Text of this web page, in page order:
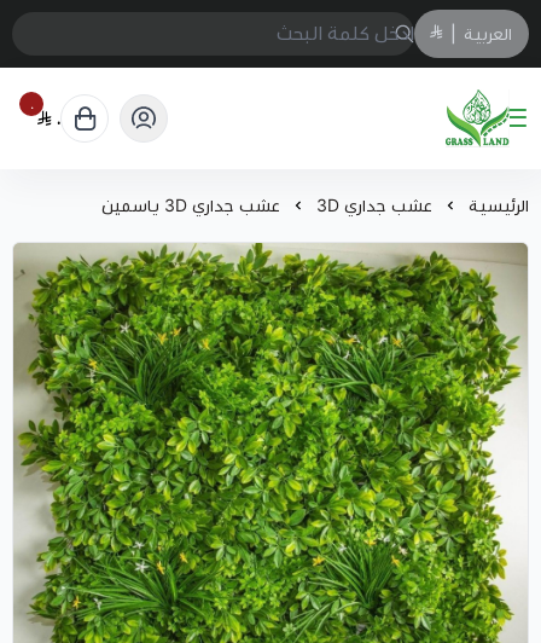
العربية
GrassJeddah
٠
٠
الرئيسية عشب جداري 3D عشب جداري 3D ياسمين